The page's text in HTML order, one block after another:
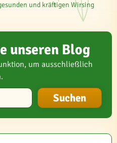
und kräftigen Wirsing
unseren Blog
um ausschließlich